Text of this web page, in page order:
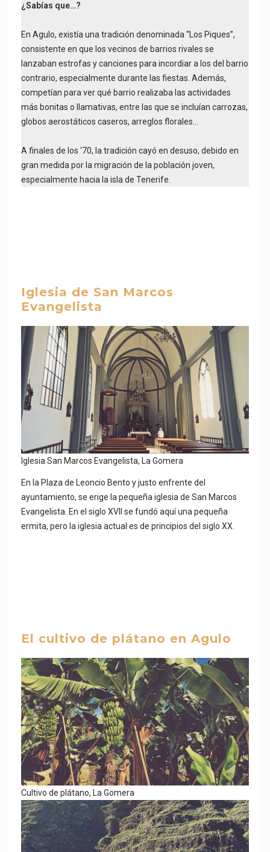
¿Sabías que…?
En Agulo, existía una tradición denominada “Los Piques”,
consistente en que los vecinos de barrios rivales se
lanzaban estrofas y canciones para incordiar a los del barrio
contrario, especialmente durante las fiestas. Además,
competían para ver qué barrio realizaba las actividades
más bonitas o llamativas, entre las que se incluían carrozas,
globos aerostáticos caseros, arreglos florales…
A finales de los ‘70, la tradición cayó en desuso, debido en
gran medida por la migración de la población joven,
especialmente hacia la isla de Tenerife.
Iglesia de San Marcos
Evangelista
Iglesia San Marcos Evangelista, La Gomera
En la Plaza de Leoncio Bento y justo enfrente del
ayuntamiento, se erige la pequeña iglesia de San Marcos
Evangelista. En el siglo XVII se fundó aquí una pequeña
ermita, pero la iglesia actual es de principios del siglo XX.
El cultivo de plátano en Agulo
Cultivo de plátano, La Gomera